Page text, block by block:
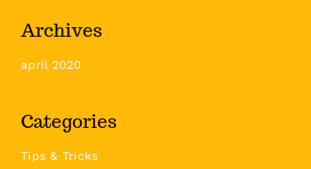
Archives
april 2020
Categories
Tips & Tricks